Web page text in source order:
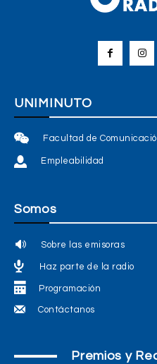
UNIMINUTO
Facultad de
Empleabilidad
Somos
Sobre las emisoras
Haz parte de la radio
Programación
Contáctanos
Premios y